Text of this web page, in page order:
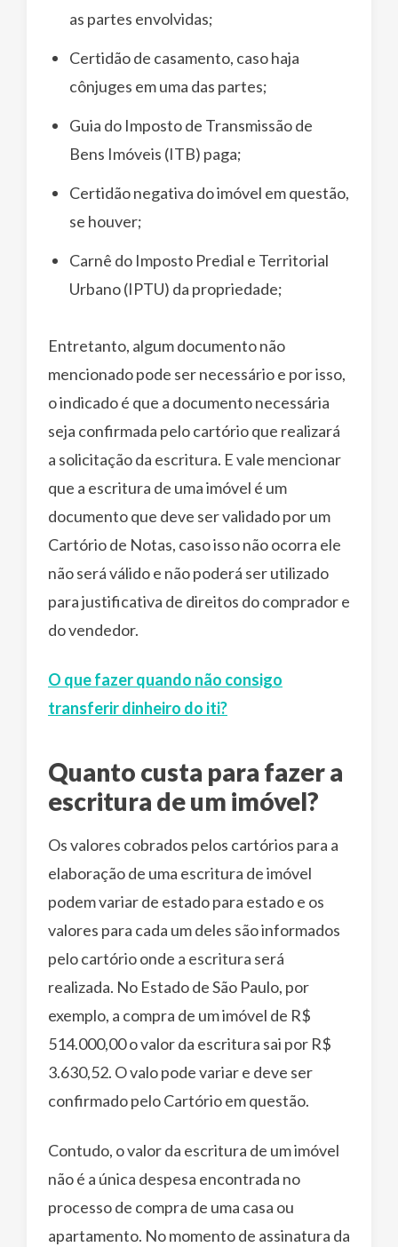
as partes envolvidas;
Certidão de casamento, caso haja
cônjuges em uma das partes;
Guia do Imposto de Transmissão de
Bens Imóveis (ITB) paga;
Certidão negativa do imóvel em questão,
se houver;
Carnê do Imposto Predial e Territorial
Urbano (IPTU) da propriedade;
Entretanto, algum documento não
mencionado pode ser necessário e por isso,
o indicado é que a documento necessária
seja confirmada pelo cartório que realizará
a solicitação da escritura. E vale mencionar
que a escritura de uma imóvel é um
documento que deve ser validado por um
Cartório de Notas, caso isso não ocorra ele
não será válido e não poderá ser utilizado
para justificativa de direitos do comprador e
do vendedor.
O que fazer quando não consigo
transferir dinheiro do iti?
Quanto custa para fazer a
escritura de um imóvel?
Os valores cobrados pelos cartórios para a
elaboração de uma escritura de imóvel
podem variar de estado para estado e os
valores para cada um deles são informados
pelo cartório onde a escritura será
realizada. No Estado de São Paulo, por
exemplo, a compra de um imóvel de R$
514.000,00 o valor da escritura sai por R$
3.630,52. O valo pode variar e deve ser
confirmado pelo Cartório em questão.
Contudo, o valor da escritura de um imóvel
não é a única despesa encontrada no
processo de compra de uma casa ou
apartamento. No momento de assinatura da